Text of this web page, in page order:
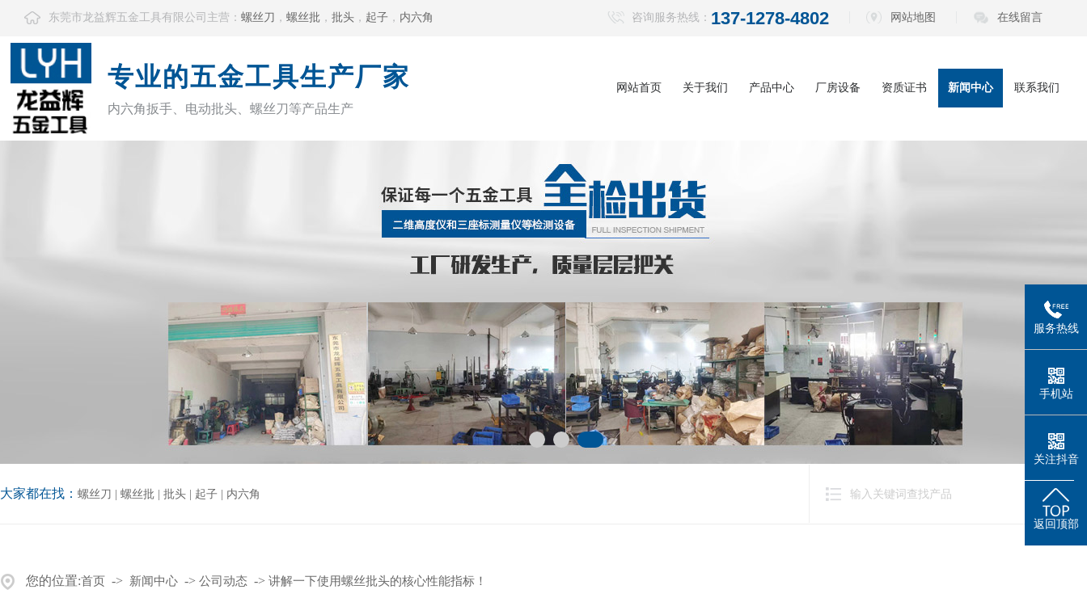
东莞市龙益辉五金工具有限公司主营： 螺丝刀 ， 螺丝批 ， 批头 ， 起子 ， 内六角 咨询服务热线： 137-1278-4802 网站地图 在线留言
专业的五金工具生产厂家
内六角扳手、电动批头、螺丝刀等产品生产
网站首页 关于我们 产品中心 厂房设备 资质证书 新闻中心 联系我们
大家都在找： 螺丝刀 螺丝批 批头 起子 内六角
您的位置:首页 -> 新闻中心 -> 公司动态 -> 讲解一下使用螺丝批头的核心性能指标！
服务热线
手机站
关注抖音
返回顶部